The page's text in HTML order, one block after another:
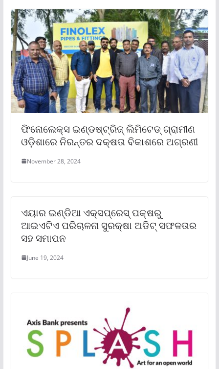
ଫିନୋଲେକ୍ସ ଇଣ୍ଡଷ୍ଟ୍ରିଜ୍ ଲିମିଟେଡ୍ ଗ୍ରାମୀଣ
ଓଡ଼ିଶାରେ ନିରନ୍ତର ଦକ୍ଷତା ବିକାଶରେ ଅଗ୍ରଣୀ
November 28, 2024
ଏୟାର ଇଣ୍ଡିଆ ଏକ୍ସପ୍ରେସ୍ ପକ୍ଷରୁ
ଆଇଏଟିଏ ପରିଚାଳନା ସୁରକ୍ଷା ଅଡିଟ୍ ସଫଳତାର
ସହ ସମାପନ
June 19, 2024